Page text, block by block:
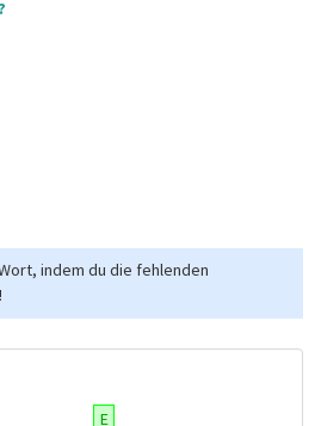
indem du die fehlenden
E